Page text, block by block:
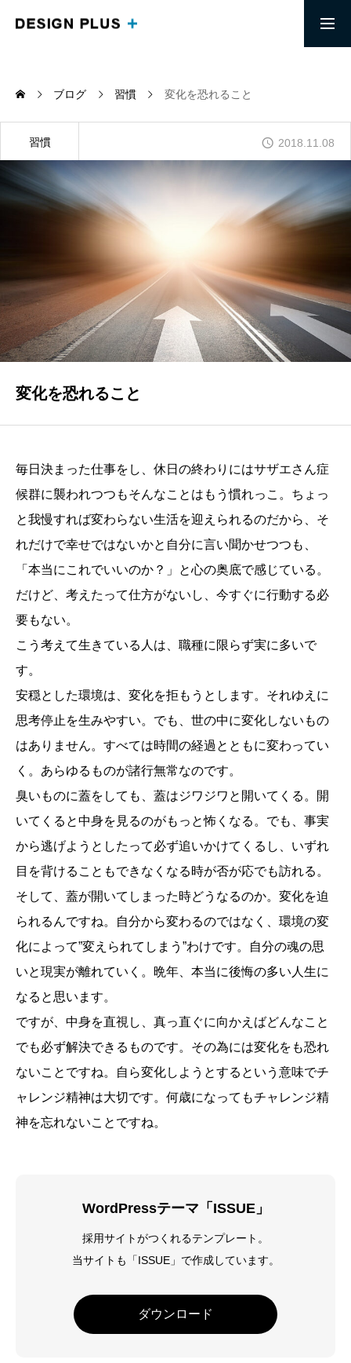
頭で思い描くイメージを実現する
ABOUT
信頼を土台にしたリモートワークチーム
BLOG
デザインプラス社長の考えを知る
採用サイトからのお知らせ
ブログ 習慣 変化を恐れること
習慣 2018.11.08
変化を恐れること
毎日決まった仕事をし、休日の終わりにはサザエさん症
候群に襲われつつもそんなことはもう慣れっこ。ちょっ
と我慢すれば変わらない生活を迎えられるのだから、そ
れだけで幸せではないかと自分に言い聞かせつつも、
「本当にこれでいいのか？」と心の奥底で感じている。
だけど、考えたって仕方がないし、今すぐに行動する必
要もない。
こう考えて生きている人は、職種に限らず実に多いで
す。
安穏とした環境は、変化を拒もうとします。それゆえに
思考停止を生みやすい。でも、世の中に変化しないもの
はありません。すべては時間の経過とともに変わってい
く。あらゆるものが諸行無常なのです。
臭いものに蓋をしても、蓋はジワジワと開いてくる。開
いてくると中身を見るのがもっと怖くなる。でも、事実
から逃げようとしたって必ず追いかけてくるし、いずれ
目を背けることもできなくなる時が否が応でも訪れる。
そして、蓋が開いてしまった時どうなるのか。変化を迫
られるんですね。自分から変わるのではなく、環境の変
化によって”変えられてしまう”わけです。自分の魂の思
いと現実が離れていく。晩年、本当に後悔の多い人生に
なると思います。
ですが、中身を直視し、真っ直ぐに向かえばどんなこと
でも必ず解決できるものです。その為には変化をも恐れ
ないことですね。自ら変化しようとするという意味でチ
ャレンジ精神は大切です。何歳になってもチャレンジ精
神を忘れないことですね。
WordPressテーマ「ISSUE」
採用サイトがつくれるテンプレート。
当サイトも「ISSUE」で作成しています。
ダウンロード